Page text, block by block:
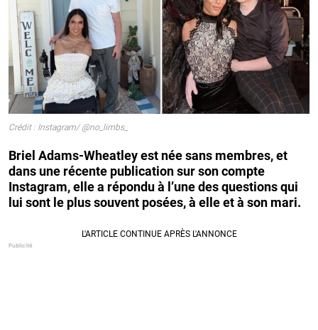
Crédit : Instagram/ @no_limbs_
Briel Adams-Wheatley est née sans membres, et
dans une récente publication sur son compte
Instagram, elle a répondu à l’une des questions qui
lui sont le plus souvent posées, à elle et à son mari.